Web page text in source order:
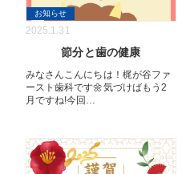
お知らせ
2025.1.31
節分と歯の健康
みなさんこんにちは！梶が谷ファ
ースト歯科です🌼気づけばもう2
月ですね!今回…